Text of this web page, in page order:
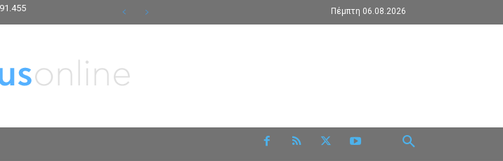
Πέμπτη 06.08.2026